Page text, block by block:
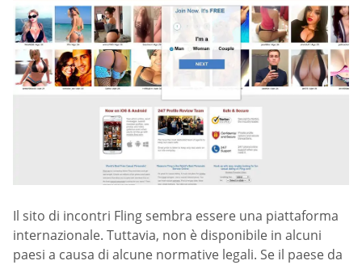
Il sito di incontri Fling sembra essere una piattaforma
internazionale. Tuttavia, non è disponibile in alcuni
paesi a causa di alcune normative legali. Se il paese da